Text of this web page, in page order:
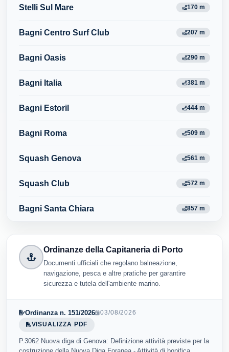
Stelli Sul Mare 170 m
Bagni Centro Surf Club 207 m
Bagni Oasis 290 m
Bagni Italia 381 m
Bagni Estoril 444 m
Bagni Roma 509 m
Squash Genova 561 m
Squash Club 572 m
Bagni Santa Chiara 857 m
Ordinanze della Capitaneria di Porto
Documenti ufficiali che regolano balneazione,
navigazione, pesca e altre pratiche per garantire
sicurezza e tutela dell'ambiente marino.
Ordinanza n. 151/2026
03/08/2026
VISUALIZZA PDF
P.3062 Nuova diga di Genova: Definizione attività previste per la